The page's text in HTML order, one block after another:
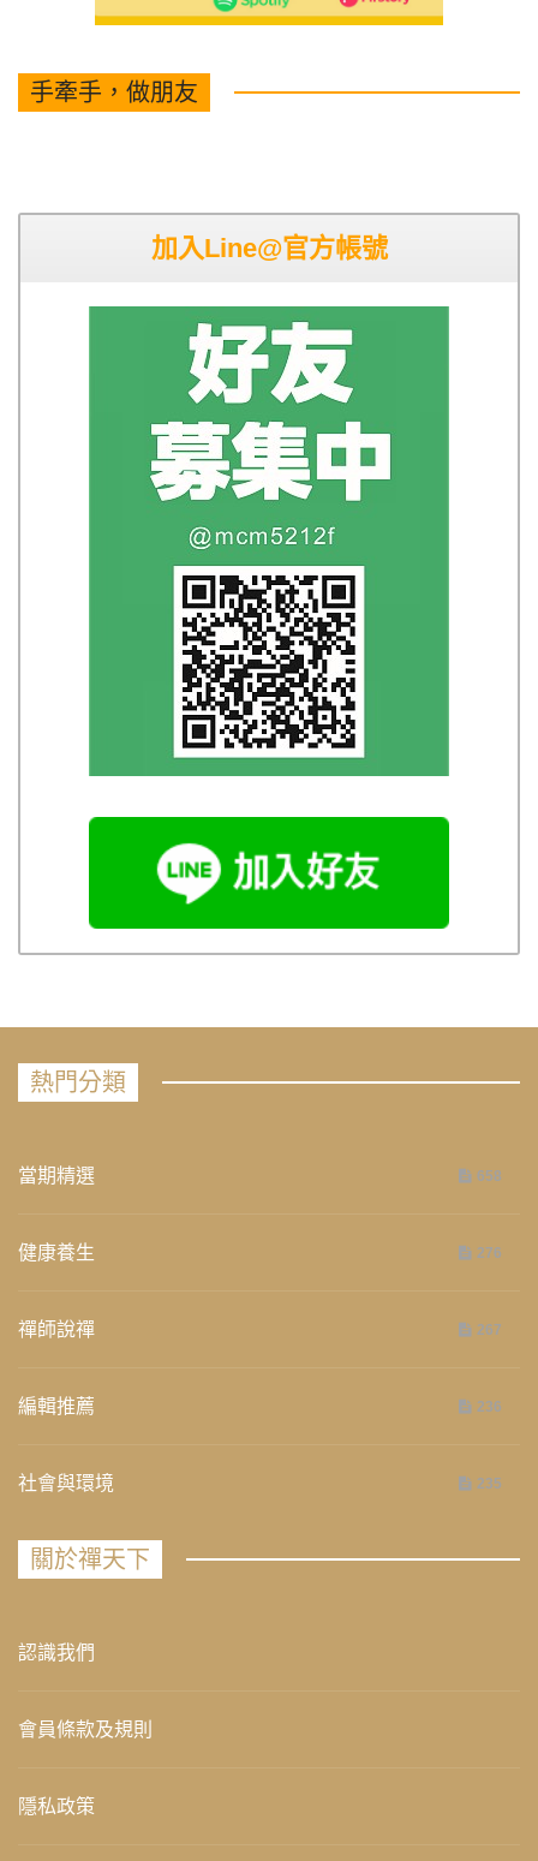
手牽手，做朋友
加入Line@官方帳號
熱門分類
當期精選 658
健康養生 276
禪師說禪 267
編輯推薦 236
社會與環境 235
關於禪天下
認識我們
會員條款及規則
隱私政策